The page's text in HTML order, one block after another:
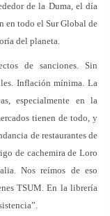
de la Duma, el día
en todo el Sur Global de
del planeta.
de sanciones. Sin
Inflación mínima. La
especialmente en la
tienen de todo, y
de restaurantes de
de cachemira de Loro
Nos reímos de eso
TSUM. En la librería